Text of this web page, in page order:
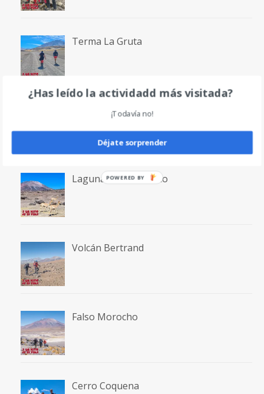
Terma La Gruta
Volcán San Francisco
Laguna San Francisco
Volcán Bertrand
Falso Morocho
Cerro Coquena
¿Has leído la actividadd más visitada?
¡Todavía no!
Déjate sorprender
POWERED BY